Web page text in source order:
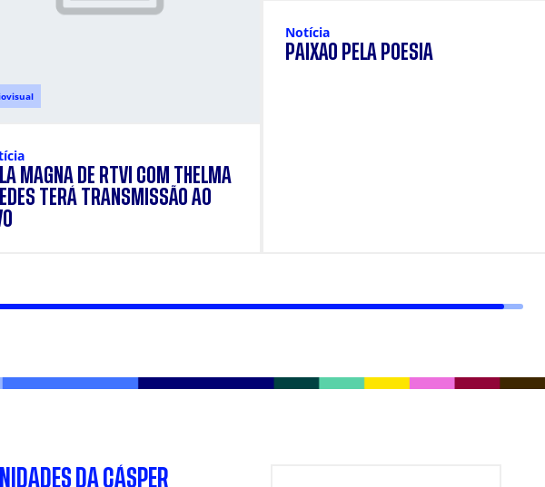
MAGNA DE RTVI COM THELMA
TERÁ TRANSMISSÃO AO
Notícia
PAIXÃO PELA POESIA
DA CÁSPER